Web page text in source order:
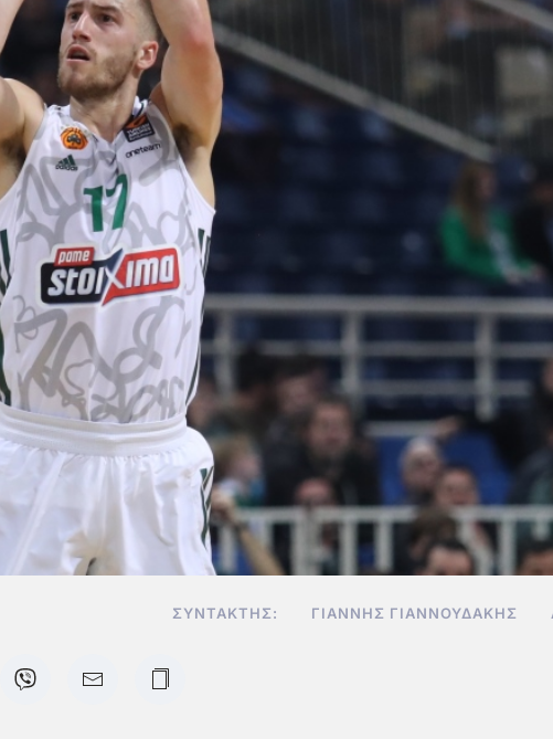
ΣΥΝΤΆΚΤΗΣ: ΓΙΆΝΝΗΣ ΓΙΑΝΝΟΥΔΆΚΗΣ